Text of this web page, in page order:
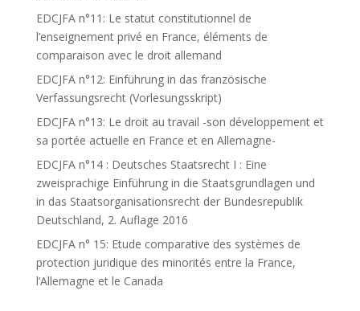
EDCJFA n°11: Le statut constitutionnel de
l’enseignement privé en France, éléments de
comparaison avec le droit allemand
EDCJFA n°12: Einführung in das französische
Verfassungsrecht (Vorlesungsskript)
EDCJFA n°13: Le droit au travail -son développement et
sa portée actuelle en France et en Allemagne-
EDCJFA n°14 : Deutsches Staatsrecht I : Eine
zweisprachige Einführung in die Staatsgrundlagen und
in das Staatsorganisationsrecht der Bundesrepublik
Deutschland, 2. Auflage 2016
EDCJFA n° 15: Etude comparative des systèmes de
protection juridique des minorités entre la France,
l’Allemagne et le Canada